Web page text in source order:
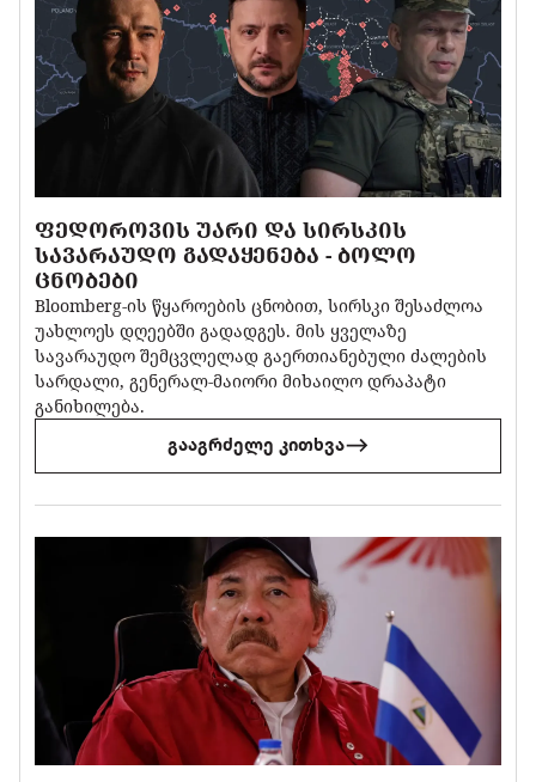
ᲤᲔᲓᲝᲠᲝᲕᲘᲡ ᲣᲐᲠᲘ ᲓᲐ ᲡᲘᲠᲡᲙᲘᲡ
ᲡᲐᲕᲐᲠᲐᲣᲓᲝ ᲒᲐᲓᲐᲧᲔᲜᲔᲑᲐ - ᲑᲝᲚᲝ
ᲪᲜᲝᲑᲔᲑᲘ
Bloomberg-ის წყაროების ცნობით, სირსკი შესაძლოა
უახლოეს დღეებში გადადგეს. მის ყველაზე
სავარაუდო შემცვლელად გაერთიანებული ძალების
სარდალი, გენერალ-მაიორი მიხაილო დრაპატი
განიხილება.
გააგრძელე კითხვა